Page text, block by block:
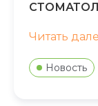
Читать
Новость